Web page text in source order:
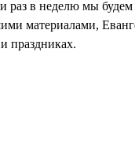
раз в неделю мы будем
материалами,
праздниках.